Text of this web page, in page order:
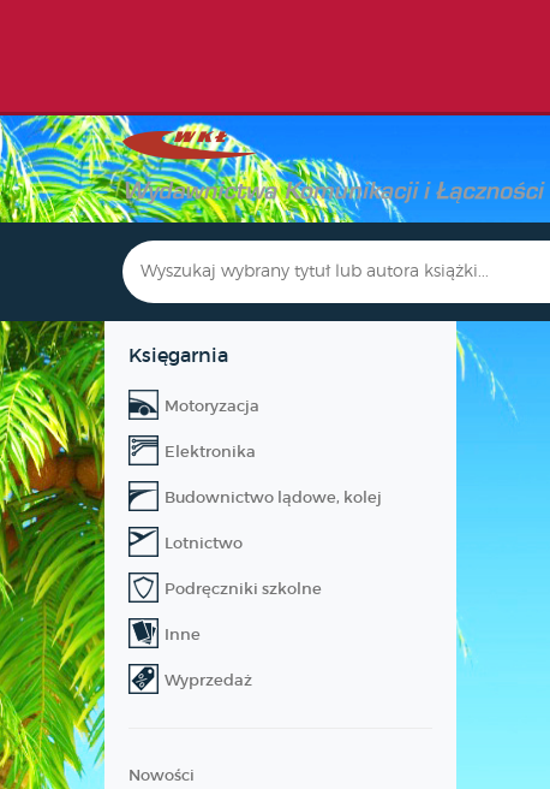
Księgarnia
Motoryzacja
Elektronika
Budownictwo lądowe, kolej
Lotnictwo
Podręczniki szkolne
Inne
Wyprzedaż
Nowości